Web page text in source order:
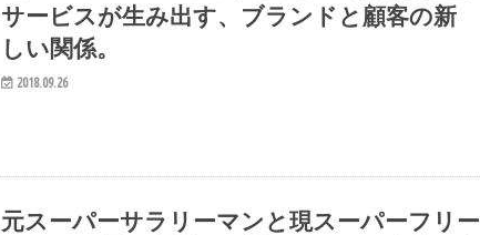
サービスが生み出す、ブランドと顧客の新
しい関係。
2018.09.26
元スーパーサラリーマンと現スーパーフリー